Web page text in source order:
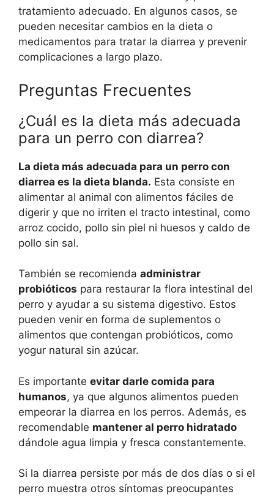
tratamiento adecuado. En algunos casos, se
pueden necesitar cambios en la dieta o
medicamentos para tratar la diarrea y prevenir
complicaciones a largo plazo.
Preguntas Frecuentes
¿Cuál es la dieta más adecuada
para un perro con diarrea?
La dieta más adecuada para un perro con
diarrea es la dieta blanda. Esta consiste en
alimentar al animal con alimentos fáciles de
digerir y que no irriten el tracto intestinal, como
arroz cocido, pollo sin piel ni huesos y caldo de
pollo sin sal.
También se recomienda administrar
probióticos para restaurar la flora intestinal del
perro y ayudar a su sistema digestivo. Estos
pueden venir en forma de suplementos o
alimentos que contengan probióticos, como
yogur natural sin azúcar.
Es importante evitar darle comida para
humanos, ya que algunos alimentos pueden
empeorar la diarrea en los perros. Además, es
recomendable mantener al perro hidratado
dándole agua limpia y fresca constantemente.
Si la diarrea persiste por más de dos días o si el
perro muestra otros síntomas preocupantes